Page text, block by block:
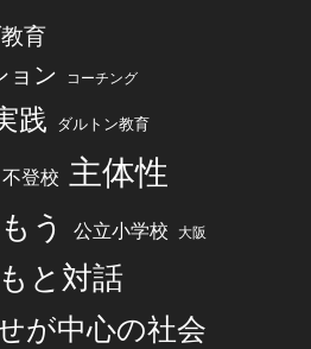
育
ョン コーチング
践 ダルトン教育
不登校 主体性
う 公立小学校 大阪
と対話
が中心の社会